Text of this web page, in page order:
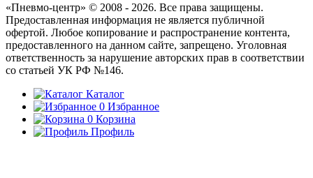
«Пневмо-центр» © 2008 - 2026. Все права защищены.
Предоставленная информация не является публичной
офертой. Любое копирование и распространение контента,
предоставленного на данном сайте, запрещено. Уголовная
ответственность за нарушение авторских прав в соответствии
со статьей УК РФ №146.
Каталог
0 Избранное
0 Корзина
Профиль